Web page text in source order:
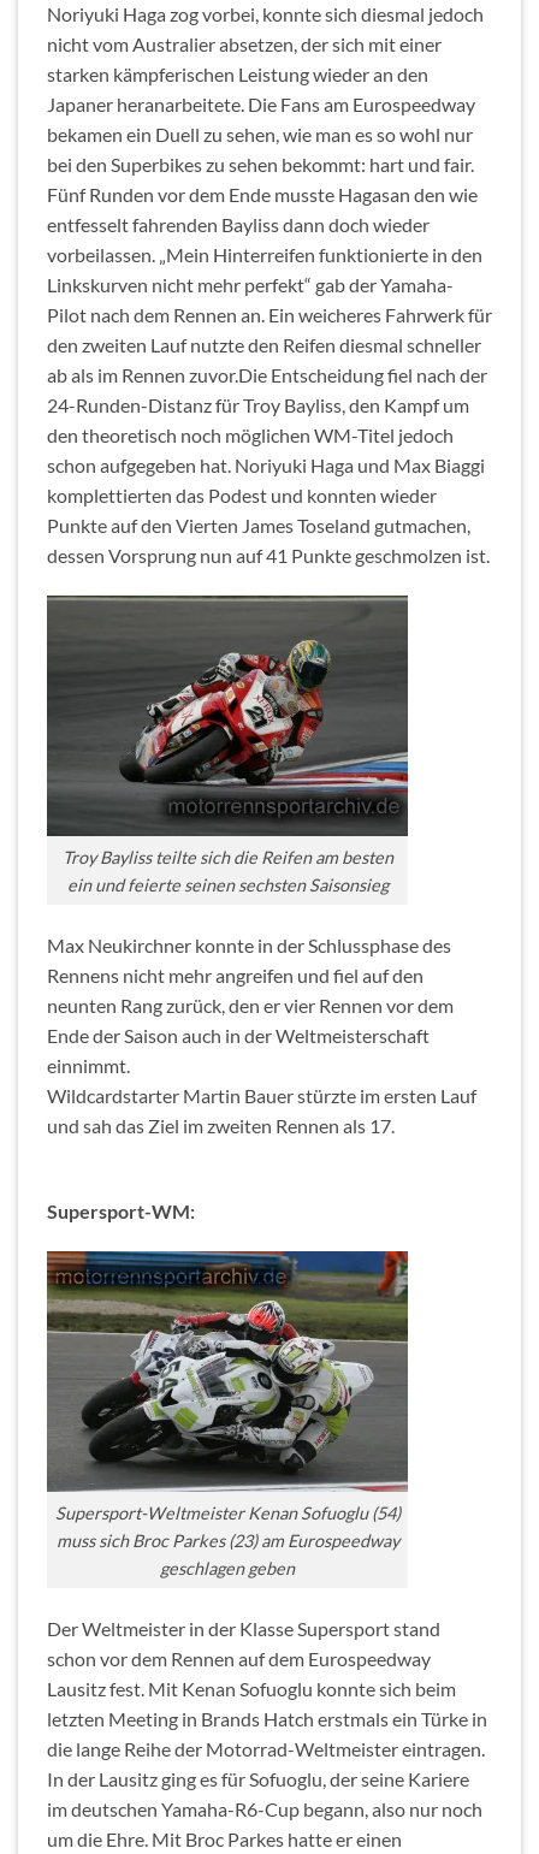
Noriyuki Haga zog vorbei, konnte sich diesmal jedoch
nicht vom Australier absetzen, der sich mit einer
starken kämpferischen Leistung wieder an den
Japaner heranarbeitete. Die Fans am Eurospeedway
bekamen ein Duell zu sehen, wie man es so wohl nur
bei den Superbikes zu sehen bekommt: hart und fair.
Fünf Runden vor dem Ende musste Hagasan den wie
entfesselt fahrenden Bayliss dann doch wieder
vorbeilassen. „Mein Hinterreifen funktionierte in den
Linkskurven nicht mehr perfekt“ gab der Yamaha-
Pilot nach dem Rennen an. Ein weicheres Fahrwerk für
den zweiten Lauf nutzte den Reifen diesmal schneller
ab als im Rennen zuvor.Die Entscheidung fiel nach der
24-Runden-Distanz für Troy Bayliss, den Kampf um
den theoretisch noch möglichen WM-Titel jedoch
schon aufgegeben hat. Noriyuki Haga und Max Biaggi
komplettierten das Podest und konnten wieder
Punkte auf den Vierten James Toseland gutmachen,
dessen Vorsprung nun auf 41 Punkte geschmolzen ist.
Troy Bayliss teilte sich die Reifen am besten
ein und feierte seinen sechsten Saisonsieg
Max Neukirchner konnte in der Schlussphase des
Rennens nicht mehr angreifen und fiel auf den
neunten Rang zurück, den er vier Rennen vor dem
Ende der Saison auch in der Weltmeisterschaft
einnimmt.
Wildcardstarter Martin Bauer stürzte im ersten Lauf
und sah das Ziel im zweiten Rennen als 17.
Supersport-WM:
Supersport-Weltmeister Kenan Sofuoglu (54)
muss sich Broc Parkes (23) am Eurospeedway
geschlagen geben
Der Weltmeister in der Klasse Supersport stand
schon vor dem Rennen auf dem Eurospeedway
Lausitz fest. Mit Kenan Sofuoglu konnte sich beim
letzten Meeting in Brands Hatch erstmals ein Türke in
die lange Reihe der Motorrad-Weltmeister eintragen.
In der Lausitz ging es für Sofuoglu, der seine Kariere
im deutschen Yamaha-R6-Cup begann, also nur noch
um die Ehre. Mit Broc Parkes hatte er einen